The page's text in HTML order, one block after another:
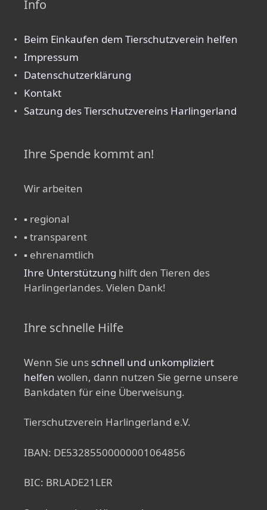
Info
Beim Einkaufen dem Tierschutzverein helfen
Impressum
Datenschutzerklärung
Kontakt
Satzung des Tierschutzvereins Harlingerland
Ihre Spende kommt an!
Wir arbeiten
▪ regional
▪ transparent
▪ ehrenamtlich
Ihre Unterstützung hilft den Tieren des
Harlingerlandes. Vielen Dank!
Ihre schnelle Hilfe
Wenn Sie uns schnell und unkompliziert
helfen wollen, dann nutzen Sie gerne unsere
Bankdaten für eine Überweisung.
Tierschutzverein Harlingerland e.V.
IBAN: DE53285500000001064856
BIC: BRLADE21LER